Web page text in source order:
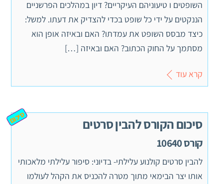
השופטים ו טיעוניהם העיקריים? דיון במהלכים הפרשניים
הננקטים על ידי כל שופט בכדי להצדיק את דעתו. למשל:
כיצד מבסס השופט את עמדתו? האם ובאיזה אופן הוא
מסתמך על החוק הכתוב? האם ובאיזה […]
קרא עוד
סיכום הקורס להבין סרטים
קורס 10640
סיכום
להבין סרטים קולנוע עלילתי- בדיוני: סיפור עלילתי מלאכותי
אותו יצר הבימאי מתוך מטרה להכניס את הקהל לעולמו